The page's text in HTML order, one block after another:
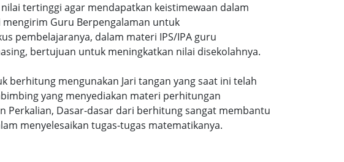
tertinggi agar mendapatkan keistimewaan dalam
Guru Berpengalaman untuk
pembelajaranya, dalam materi IPS/IPA guru
bertujuan untuk meningkatkan nilai disekolahnya.
berhitung mengunakan Jari tangan yang saat ini telah
yang menyediakan materi perhitungan
Perkalian, Dasar-dasar dari berhitung sangat membantu
menyelesaikan tugas-tugas matematikanya.